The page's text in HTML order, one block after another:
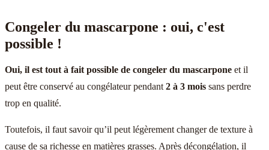
Congeler du mascarpone : oui, c'est
possible !
Oui, il est tout à fait possible de congeler du mascarpone et il
peut être conservé au congélateur pendant 2 à 3 mois sans perdre
trop en qualité.
Toutefois, il faut savoir qu’il peut légèrement changer de texture à
cause de sa richesse en matières grasses. Après décongélation, il